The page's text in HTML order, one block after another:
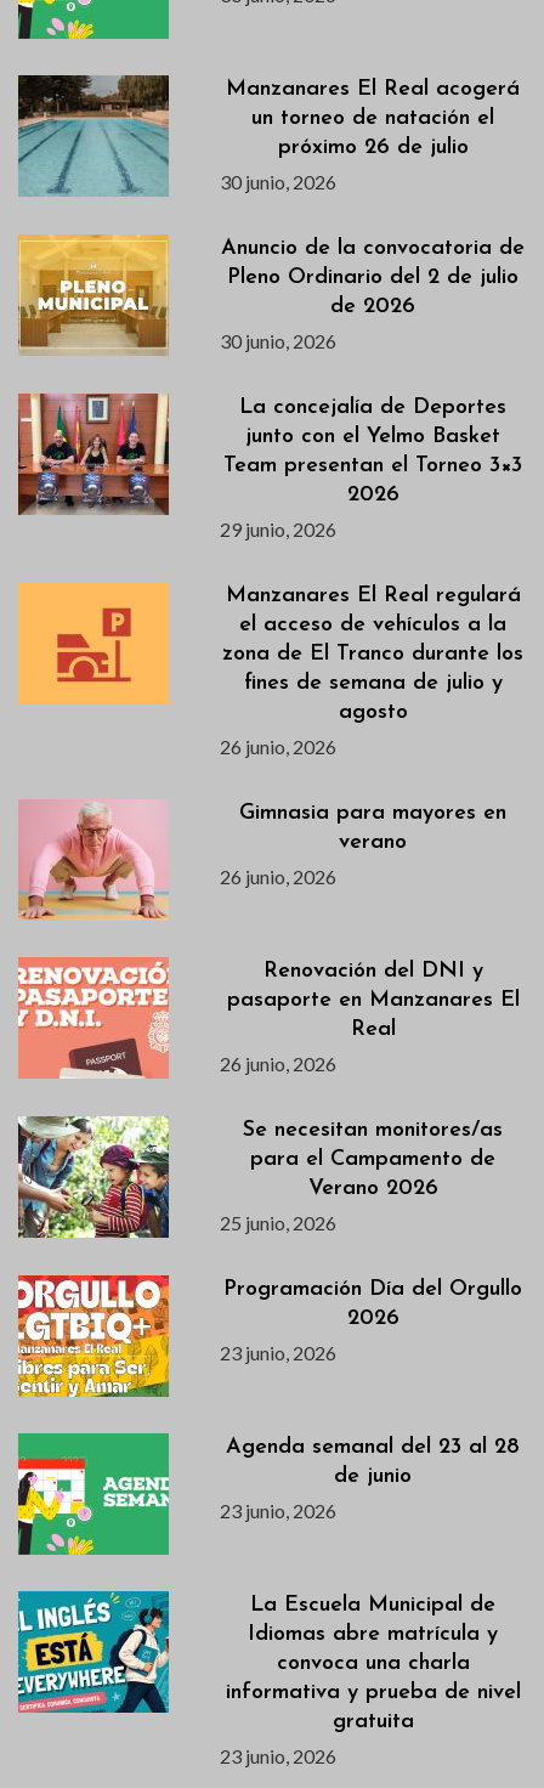
Manzanares El Real acogerá
un torneo de natación el
próximo 26 de julio
30 junio, 2026
Anuncio de la convocatoria de
Pleno Ordinario del 2 de julio
de 2026
30 junio, 2026
La concejalía de Deportes
junto con el Yelmo Basket
Team presentan el Torneo 3×3
2026
29 junio, 2026
Manzanares El Real regulará
el acceso de vehículos a la
zona de El Tranco durante los
fines de semana de julio y
agosto
26 junio, 2026
Gimnasia para mayores en
verano
26 junio, 2026
Renovación del DNI y
pasaporte en Manzanares El
Real
26 junio, 2026
Se necesitan monitores/as
para el Campamento de
Verano 2026
25 junio, 2026
Programación Día del Orgullo
2026
23 junio, 2026
Agenda semanal del 23 al 28
de junio
23 junio, 2026
La Escuela Municipal de
Idiomas abre matrícula y
convoca una charla
informativa y prueba de nivel
gratuita
23 junio, 2026